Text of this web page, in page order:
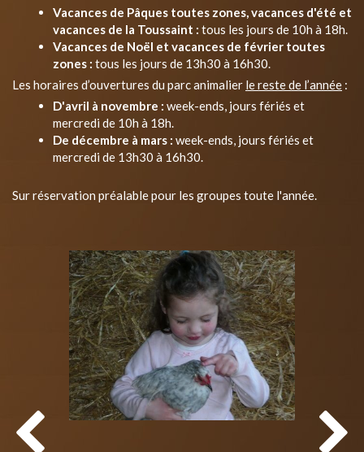
Vacances de Pâques toutes zones, vacances d'été et
vacances de la Toussaint : tous les jours de 10h à 18h.
Vacances de Noël et vacances de février toutes
zones : tous les jours de 13h30 à 16h30.
Les horaires d’ouvertures du parc animalier le reste de l’année :
D'avril à novembre : week-ends, jours fériés et
mercredi de 10h à 18h.
De décembre à mars : week-ends, jours fériés et
mercredi de 13h30 à 16h30.
Sur réservation préalable pour les groupes toute l'année.